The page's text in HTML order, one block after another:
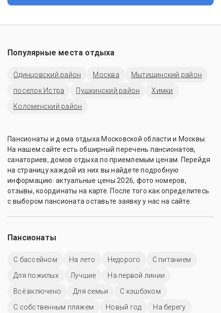
Популярные места отдыха
Одинцовский район Москва
Мытищинский район
поселок Истра
Пушкинский район
Химки
Коломенский район
Пансионаты и дома отдыха Московской области и Москвы.
На нашем сайте есть обширный перечень пансионатов,
санаториев, домов отдыха по приемлемым ценам. Перейдя
на страницу каждой из них вы найдете подробную
информацию: актуальные цены 2026, фото номеров,
отзывы, координаты на карте. После того как определитесь
с выбором пансионата оставьте заявку у нас на сайте.
Пансионаты
C бассейном На лето Недорого
С питанием
Для пожилых
Лучшие
На первой линии
Всё включено
Для семьи
С кэшбэком
С собственным пляжем
Новый год На берегу